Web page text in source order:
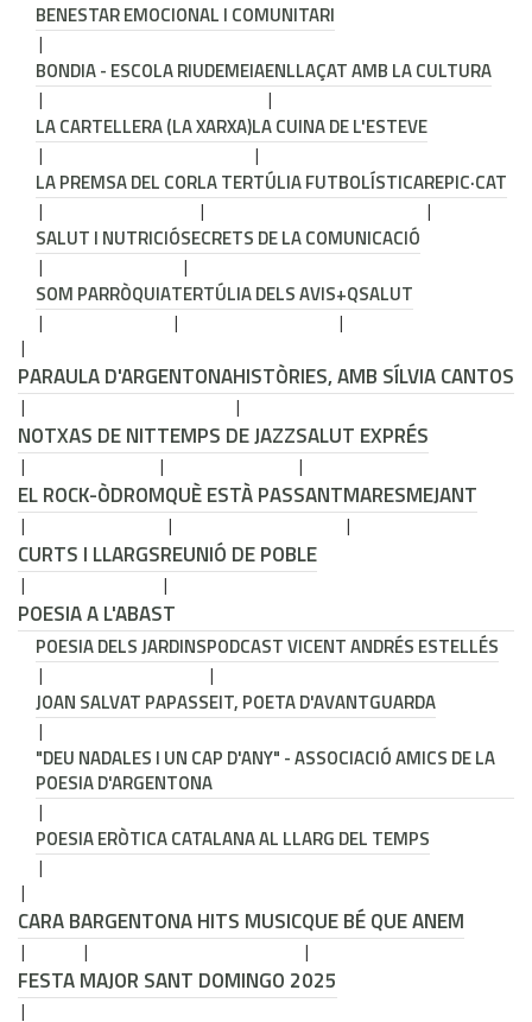
BENESTAR EMOCIONAL I COMUNITARI
BONDIA - ESCOLA RIUDEMEIAENLLAÇAT AMB LA CULTURA
LA CARTELLERA (LA XARXA)LA CUINA DE L'ESTEVE
LA PREMSA DEL CORLA TERTÚLIA FUTBOLÍSTICAREPIC·CAT
SALUT I NUTRICIÓSECRETS DE LA COMUNICACIÓ
SOM PARRÒQUIATERTÚLIA DELS AVIS+QSALUT
PARAULA D'ARGENTONAHISTÒRIES, AMB SÍLVIA CANTOS
NOTXAS DE NITTEMPS DE JAZZSALUT EXPRÉS
EL ROCK-ÒDROMQUÈ ESTÀ PASSANTMARESMEJANT
CURTS I LLARGSREUNIÓ DE POBLE
POESIA A L'ABAST
POESIA DELS JARDINSPODCAST VICENT ANDRÉS ESTELLÉS
JOAN SALVAT PAPASSEIT, POETA D'AVANTGUARDA
"DEU NADALES I UN CAP D'ANY" - ASSOCIACIÓ AMICS DE LA
POESIA D'ARGENTONA
POESIA ERÒTICA CATALANA AL LLARG DEL TEMPS
CARA BARGENTONA HITS MUSICQUE BÉ QUE ANEM
FESTA MAJOR SANT DOMINGO 2025